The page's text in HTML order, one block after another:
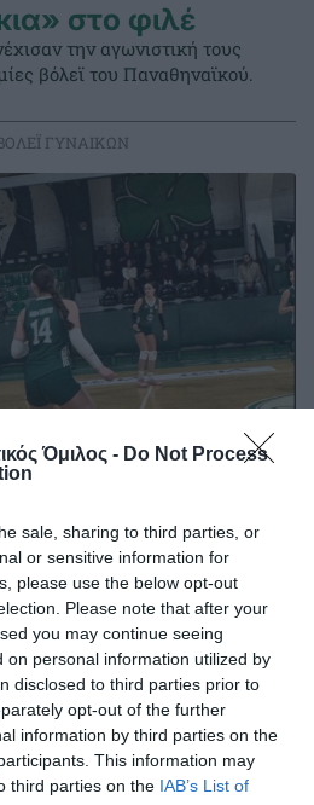
Όμιλος - Do Not Process
sale, sharing to third parties, or
or sensitive information for
please use the below opt-out
Please note that after your
you may continue seeing
on personal information utilized by
disclosed to third parties prior to
opt-out of the further
information by third parties on the
This information may
third parties on the IAB’s List of
στο φιλέ
την αγωνιστική τους
βόλεϊ του Παναθηναϊκού.
ΓΥΝΑΙΚΩΝ
στο φιλέ
έδωσαν δυνατές
ΓΥΝΑΙΚΩΝ